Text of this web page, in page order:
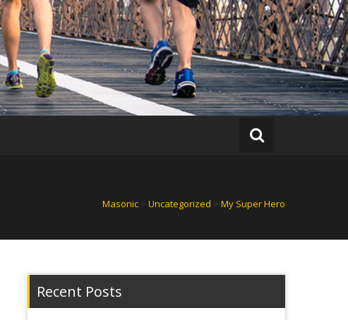
Masonic > Uncategorized > My Super Hero
Recent Posts